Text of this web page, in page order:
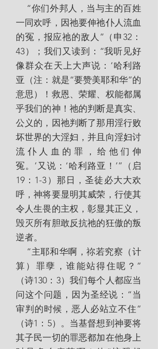
一同欢呼，因祂要伸祂仆人流血
的冤，报应祂的敌人”（申32：
43）；我们又读到：“我听见好
像群众在天上大声说：‘哈利路
亚（注：就是“要赞美耶和华”的
意思）！救恩、荣耀、权能都属
乎我们的神！祂的判断是真实、
公义的，因祂判断了那用淫行败
坏世界的大淫妇，并且向淫妇讨
流仆人血的罪，给他们伸
冤。’又说：‘哈利路亚！’”（启
19：1-3）那日，圣徒必大大欢
呼，神将要显明其威荣，行使其
令人生畏的主权，彰显其正义，
毁灭所有胆敢反抗祂的狂傲的叛
逆者。
算）罪孽，谁能站得住呢？”
（诗130：3）我们每个人都应当
问这个问题，因为圣经说：“当
审判的时候，恶人必站立不住”
（诗1：5）。当基督想到神要将
其子民一切的罪恶都加在他身上